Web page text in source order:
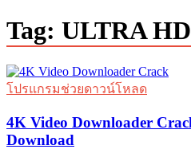
Tag: ULTRA HD
โปรแกรมช่วยดาวน์โหลด
4K Video Downloader
Download